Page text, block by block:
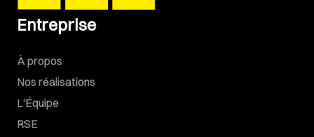
Entreprise
À propos
Nos réalisations
L'Équipe
RSE